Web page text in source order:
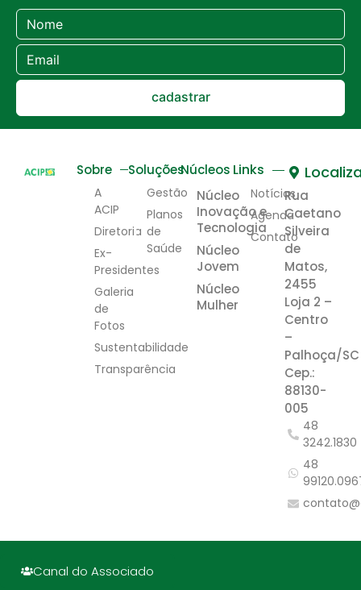
cadastrar
Sobre
A
ACIP
Diretoria
Ex-
Presidentes
Galeria
de
Fotos
Sustentabilidade
Transparência
Soluções
Gestão
Planos
de
Saúde
Núcleos
Núcleo
Inovação e
Tecnologia
Núcleo
Jovem
Núcleo
Mulher
Links
Notícias
Agenda
Contato
Rua
Caetano
Silveira
de
Matos,
2455
Loja 2 –
Centro
–
Palhoça/SC
Cep.:
88130-
005
48
3242.1830
48
Canal do Associado